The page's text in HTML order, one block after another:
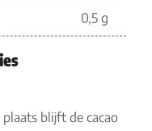
0,5 g
blijft de cacao